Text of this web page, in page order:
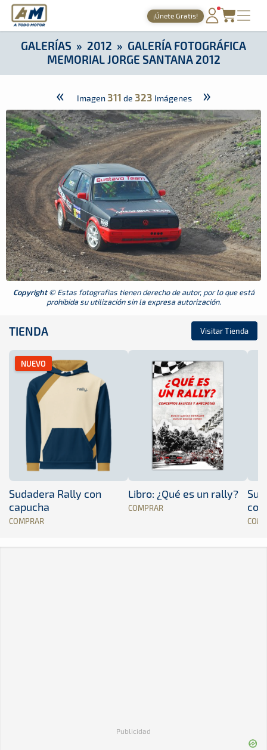
A Todo Motor · Revista del motor desde 1999
¡Únete Gratis!
PORTADA
TIEMPOS ONLINE
AGENDA
GALERÍAS
TIENDA
ARCHIVO
A Todo Motor Galería Fotográfica
GALERÍAS » 2012 » GALERÍA FOTOGRÁFICA
MEMORIAL JORGE SANTANA 2012
« Imagen 311 de 323 Imágenes »
Copyright© Estas fotografias tienen derecho de autor, por lo que está
prohibida su utilización sin la expresa autorización.
TIENDA Visitar Tienda
NUEVO
Sudadera Rally con
capucha
COMPRAR
Libro: ¿Qué es un rally?
COMPRAR
Publicidad